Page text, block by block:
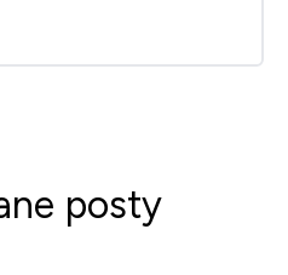
posty